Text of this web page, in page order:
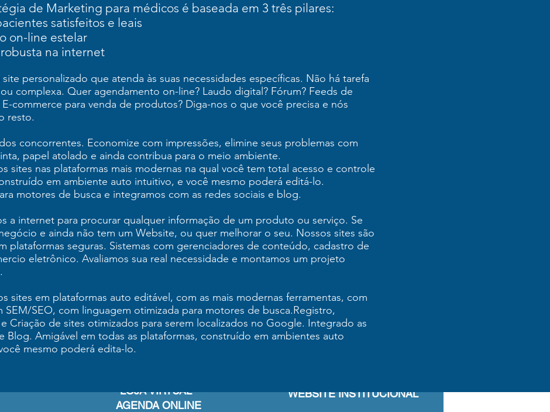
LOJA VIRTUAL
AGENDA ONLINE
WEBSITE INSTITUCIONAL
de Marketing para médicos é baseada em 3 três pilares:
satisfeitos e leais
on-line estelar
na internet
personalizado que atenda às suas necessidades específicas. Não há tarefa
complexa. Quer agendamento on-line? Laudo digital? Fórum? Feeds de
E-commerce para venda de produtos? Diga-nos o que você precisa e nós
resto.
concorrentes. Economize com impressões, elimine seus problemas com
papel atolado e ainda contribua para o meio ambiente.
sites nas plataformas mais modernas na qual você tem total acesso e controle
em ambiente auto intuitivo, e você mesmo poderá editá-lo.
motores de busca e integramos com as redes sociais e blog.
a internet para procurar qualquer informação de um produto ou serviço. Se
e ainda não tem um Website, ou quer melhorar o seu. Nossos sites são
plataformas seguras. Sistemas com gerenciadores de conteúdo, cadastro de
eletrônico. Avaliamos sua real necessidade e montamos um projeto
sites em plataformas auto editável, com as mais modernas ferramentas, com
SEM/SEO, com linguagem otimizada para motores de busca.Registro,
Criação de sites otimizados para serem localizados no Google. Integrado as
Blog. Amigável em todas as plataformas, construído em ambientes auto
mesmo poderá edita-lo.